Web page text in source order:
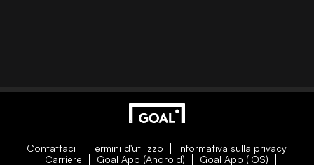
Contattaci Termini d'utilizzo
Informativa sulla privacy
Carriere
Goal App (Android) Goal App (iOS)